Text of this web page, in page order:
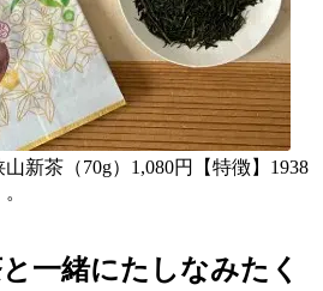
新茶（70g）1,080円【特徴】1938
一緒にたしなみたく